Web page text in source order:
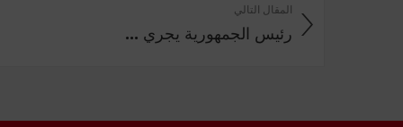
المقال التالي
رئيس الجمهورية يجري ...